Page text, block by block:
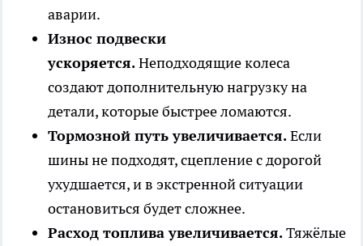
аварии.
Износ подвески
ускоряется.Неподходящие колеса
создают дополнительную нагрузку на
детали, которые быстрее ломаются.
Тормозной путь увеличивается.Если
шины не подходят, сцепление с дорогой
ухудшается, и в экстренной ситуации
остановиться будет сложнее.
Расход топлива увеличивается.Тяжёлые